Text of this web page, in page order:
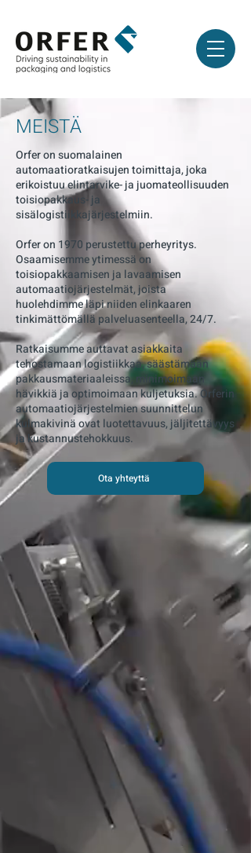
MEISTÄ
Orfer on suomalainen
automaatioratkaisujen toimittaja, joka
erikoistuu elintarvike- ja juomateollisuuden
toisiopakkaus- ja
sisälogistiikkajärjestelmiin.
Orfer on 1970 perustettu perheyritys.
Osaamisemme ytimessä on
toisiopakkaamisen ja lavaamisen
automaatiojärjestelmät, joista
huolehdimme läpi niiden elinkaaren
tinkimättömällä palveluasenteella, 24/7.
Ratkaisumme auttavat asiakkaita
tehostamaan logistiikkaa, säästämään
pakkausmateriaaleissa, minimoimaan
hävikkiä ja optimoimaan kuljetuksia. Orferin
automaatiojärjestelmien suunnittelun
kulmakivinä ovat luotettavuus, jäljitettävyys
ja kustannustehokkuus.
Ota yhteyttä